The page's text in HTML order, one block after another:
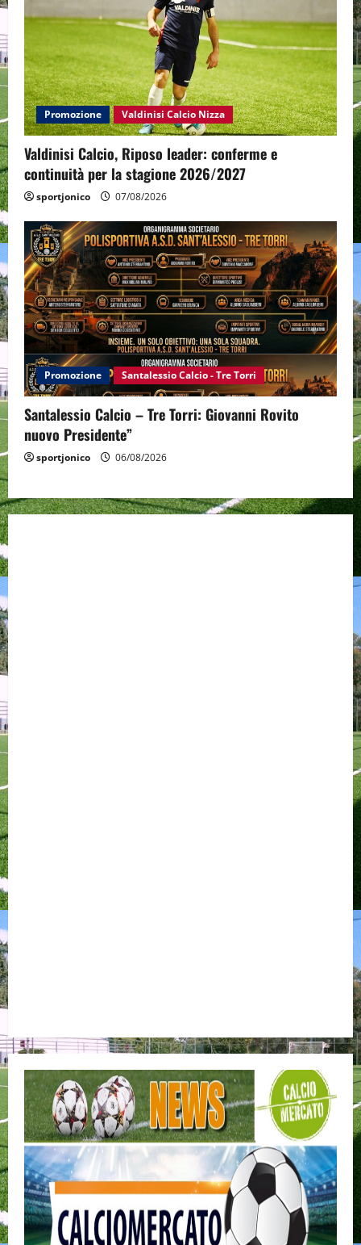
Promozione Valdinisi Calcio Nizza
Valdinisi Calcio, Riposo leader: conferme e
continuità per la stagione 2026/2027
sportjonico 07/08/2026
Promozione Santalessio Calcio - Tre Torri
Santalessio Calcio – Tre Torri: Giovanni Rovito
nuovo Presidente”
sportjonico 06/08/2026